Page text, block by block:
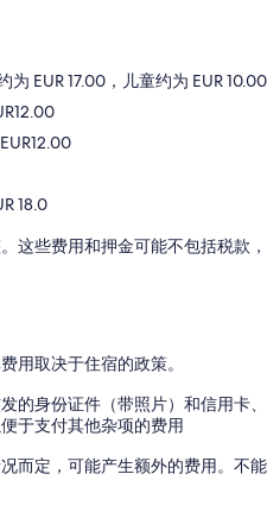
EUR 17.00，儿童约为 EUR 10.00
18.0
这些费用和押金可能不包括税款，
用取决于住宿的政策。
的身份证件（带照片）和信用卡、
于支付其他杂项的费用
而定，可能产生额外的费用。不能